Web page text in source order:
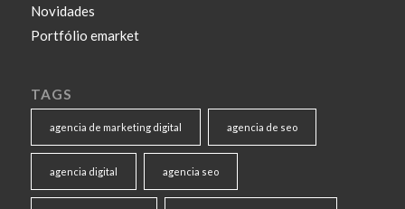
Novidades
Portfólio emarket
TAGS
agencia de marketing digital agencia de seo
agencia digital agencia seo